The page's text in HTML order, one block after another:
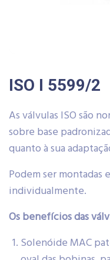
ISO I 5599/2
As válvulas ISO são
sobre base
quanto à sua
Podem ser montadas
individualmente.
Os benefícios das
Solenóide MAC